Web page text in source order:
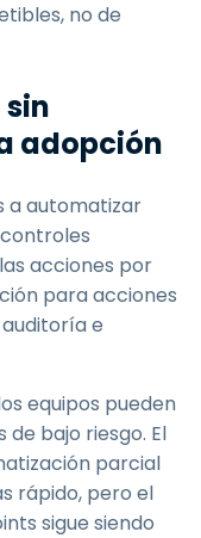
no de
adopción
a automatizar
acciones por
para acciones
e
equipos pueden
bajo riesgo. El
parcial
rápido, pero el
sigue siendo